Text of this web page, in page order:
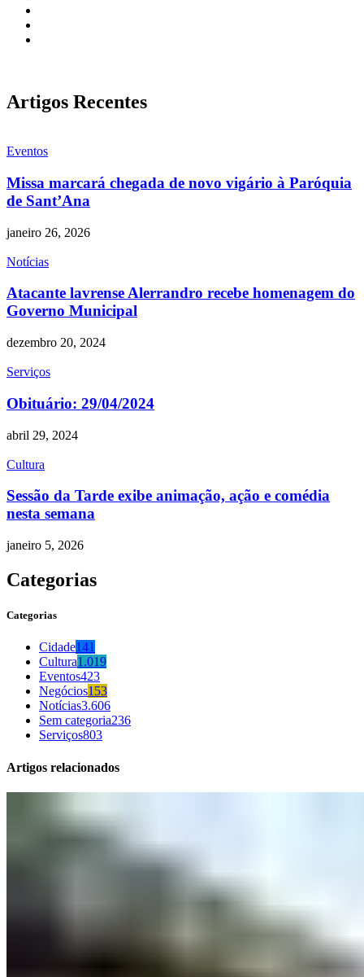
Artigos Recentes
Eventos
Missa marcará chegada de novo vigário à Paróquia
de Sant’Ana
janeiro 26, 2026
Notícias
Atacante lavrense Alerrandro recebe homenagem do
Governo Municipal
dezembro 20, 2024
Serviços
Obituário: 29/04/2024
abril 29, 2024
Cultura
Sessão da Tarde exibe animação, ação e comédia
nesta semana
janeiro 5, 2026
Categorias
Categorias
Cidade141
Cultura1.019
Eventos423
Negócios153
Notícias3.606
Sem categoria236
Serviços803
Artigos relacionados